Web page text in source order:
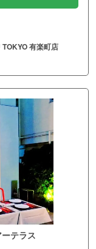
有楽町店
テラス